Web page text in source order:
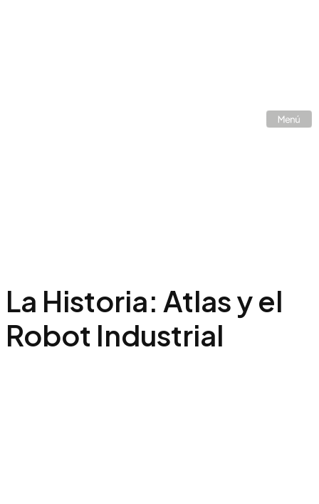
La Historia: Atlas y el
Robot Industrial